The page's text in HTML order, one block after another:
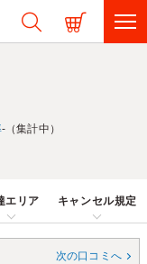
-（集計中）
エリア キャンセル規定
次の口コミへ